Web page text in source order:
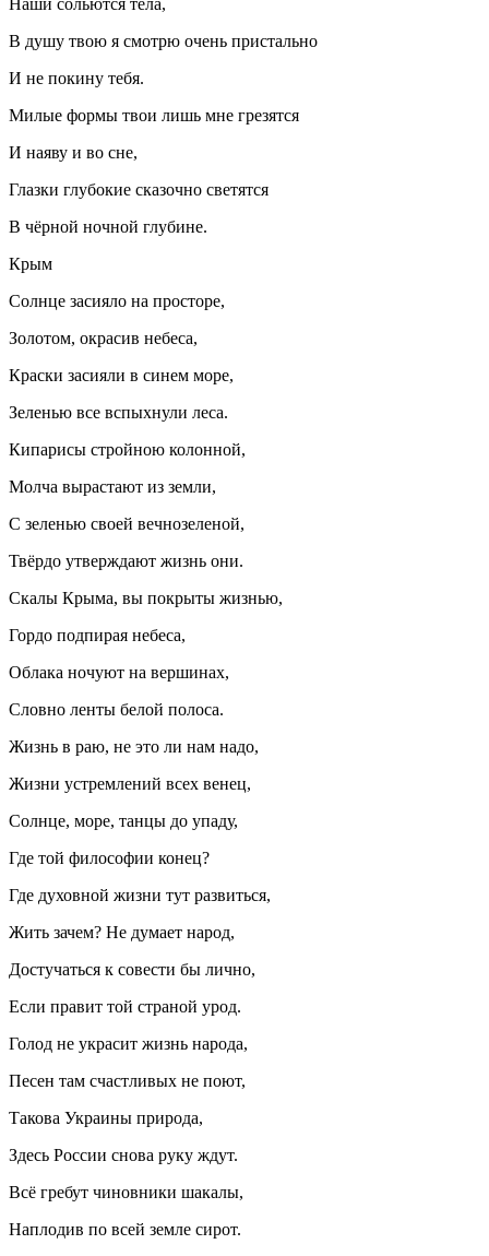
Наши сольются тела,
В душу твою я смотрю очень пристально
И не покину тебя.
Милые формы твои лишь мне грезятся
И наяву и во сне,
Глазки глубокие сказочно светятся
В чёрной ночной глубине.
Крым
Солнце засияло на просторе,
Золотом, окрасив небеса,
Краски засияли в синем море,
Зеленью все вспыхнули леса.
Кипарисы стройною колонной,
Молча вырастают из земли,
С зеленью своей вечнозеленой,
Твёрдо утверждают жизнь они.
Скалы Крыма, вы покрыты жизнью,
Гордо подпирая небеса,
Облака ночуют на вершинах,
Словно ленты белой полоса.
Жизнь в раю, не это ли нам надо,
Жизни устремлений всех венец,
Солнце, море, танцы до упаду,
Где той философии конец?
Где духовной жизни тут развиться,
Жить зачем? Не думает народ,
Достучаться к совести бы лично,
Если правит той страной урод.
Голод не украсит жизнь народа,
Песен там счастливых не поют,
Такова Украины природа,
Здесь России снова руку ждут.
Всё гребут чиновники шакалы,
Наплодив по всей земле сирот.